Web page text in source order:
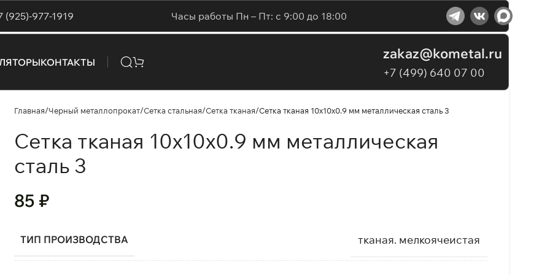
(925)-977-1919 Часы работы Пн – Пт: с 9:00 до 18:00
КОНТАКТЫ
zakaz@kometal.ru
+7 (499) 640 07 00
Главная Черный металлопрокат Сетка стальная Сетка тканая Сетка тканая 10х10х0.9 мм металлическая сталь 3
Сетка тканая 10х10х0.9 мм металлическая
сталь 3
85 ₽
ТИП ПРОИЗВОДСТВА тканая. мелкоячеистая